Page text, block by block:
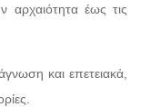
αρχαιότητα έως τις
και επετειακά,